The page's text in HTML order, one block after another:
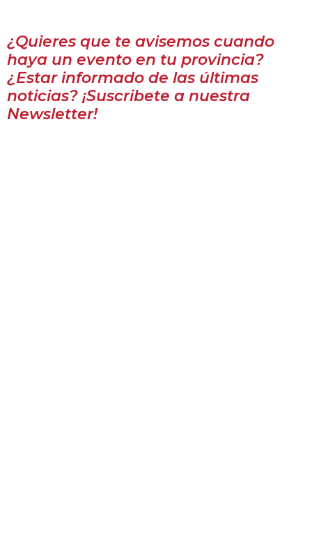
¿Quieres que te avisemos cuando
haya un evento en tu provincia?
¿Estar informado de las últimas
noticias? ¡Suscribete a nuestra
Newsletter!